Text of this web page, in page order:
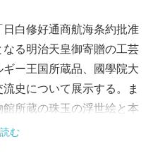
白修好通商航海条約批准
る明治天皇御寄贈の工芸
ー王国所蔵品、國學院大
史について展示する。ま
所蔵の珠玉の浮世絵と本
交ぜ、ベルギー・シュル
モンの作品等を通じて、
む